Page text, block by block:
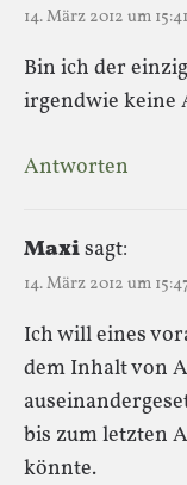
14. März 2012 um
Bin ich der
irgendwie keine
Antworten
Maxisagt:
14. März 2012 um
Ich will eines
dem Inhalt von
bis zum letzten
könnte.